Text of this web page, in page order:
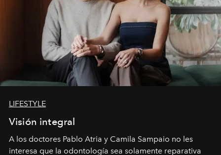
LIFESTYLE
Visión integral
A los doctores Pablo Atria y Camila Sampaio no les
interesa que la odontología sea solamente reparativa